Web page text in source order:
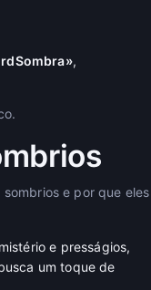
,
e por que eles
e presságios,
um toque de